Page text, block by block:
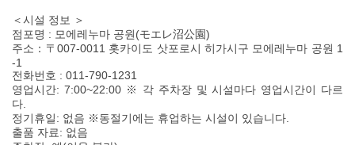
＜시설 정보 ＞
점포명 : 모에레누마 공원(モエレ沼公園)
주소：〒007-0011 홋카이도 삿포로시 히가시구 모에레누마 공원 1
-1
전화번호 : 011-790-1231
영업시간: 7:00~22:00 ※ 각 주차장 및 시설마다 영업시간이 다르
다.
정기휴일: 없음 ※동절기에는 휴업하는 시설이 있습니다.
출품 자료: 없음